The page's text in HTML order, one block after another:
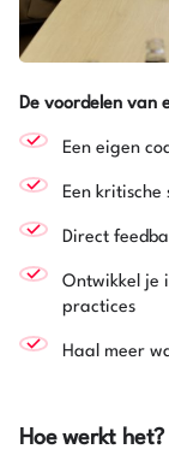
De voordelen van
Een eigen
Een
Direct
Ontwikkel je
practices
Haal meer
Hoe werkt het?